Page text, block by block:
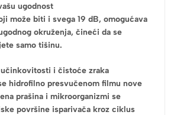
ugodnost
može biti i svega 19 dB, omogućava
okruženja, čineći da se
samo tišinu.
i čistoće zraka
hidrofilno presvučenom filmu nove
prašina i mikroorganizmi se
površine isparivača kroz ciklus